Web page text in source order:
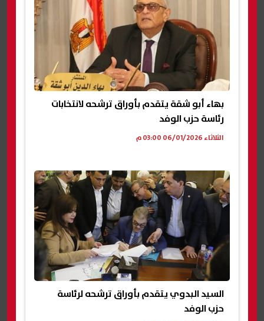
بهاء أبو شقة يتقدم بأوراق ترشحه لانتخابات
رئاسة حزب الوفد
الثلاثاء 06/01/2026 03:00 م
السيد البدوي يتقدم بأوراق ترشحه لرئاسة
حزب الوفد